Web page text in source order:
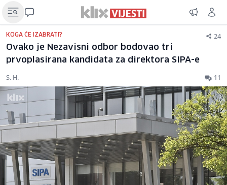
KOGA ĆE IZABRATI? 24
Ovako je Nezavisni odbor bodovao tri
prvoplasirana kandidata za direktora SIPA-e
S. H. 11